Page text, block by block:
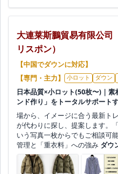
大連莱斯鵬貿易有限公司
リスポン）
【中国でダウンに対応】
【専門・主力】
小ロット ダウン
日本品質×小ロット(50枚〜)｜
ンド作り」をトータルサポート
場から、イメージに合う最新ト
が代わりに探し、提案します。
いう写真一枚からでもご相談可
管理と「重衣料」への強み ダウ